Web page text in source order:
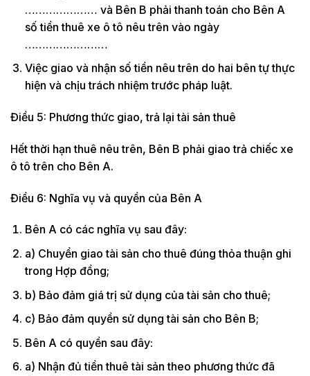
………………… và Bên B phải thanh toán cho Bên A
số tiền thuê xe ô tô nêu trên vào ngày
……………………
Việc giao và nhận số tiền nêu trên do hai bên tự thực
hiện và chịu trách nhiệm trước pháp luật.
Điều 5: Phương thức giao, trả lại tài sản thuê
Hết thời hạn thuê nêu trên, Bên B phải giao trả chiếc xe
ô tô trên cho Bên A.
Điều 6: Nghĩa vụ và quyền của Bên A
Bên A có các nghĩa vụ sau đây:
a) Chuyển giao tài sản cho thuê đúng thỏa thuận ghi
trong Hợp đồng;
b) Bảo đảm giá trị sử dụng của tài sản cho thuê;
c) Bảo đảm quyền sử dụng tài sản cho Bên B;
Bên A có quyền sau đây:
a) Nhận đủ tiền thuê tài sản theo phương thức đã